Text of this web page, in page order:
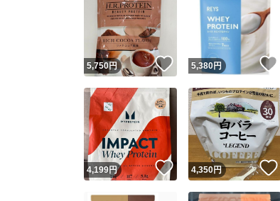
5,750円 いいね！
5,380円
4,199円 いいね！
4,350円